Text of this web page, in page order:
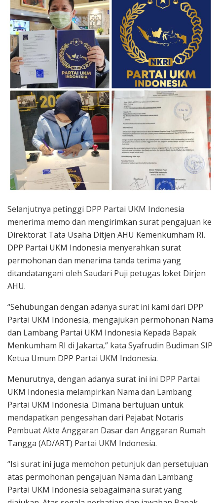
Selanjutnya petinggi DPP Partai UKM Indonesia
menerima memo dan mengirimkan surat pengajuan ke
Direktorat Tata Usaha Ditjen AHU Kemenkumham RI.
DPP Partai UKM Indonesia menyerahkan surat
permohonan dan menerima tanda terima yang
ditandatangani oleh Saudari Puji petugas loket Dirjen
AHU.
“Sehubungan dengan adanya surat ini kami dari DPP
Partai UKM Indonesia, mengajukan permohonan Nama
dan Lambang Partai UKM Indonesia Kepada Bapak
Menkumham RI di Jakarta,” kata Syafrudin Budiman SIP
Ketua Umum DPP Partai UKM Indonesia.
Menurutnya, dengan adanya surat ini ini DPP Partai
UKM Indonesia melampirkan Nama dan Lambang
Partai UKM Indonesia. Dimana bertujuan untuk
mendapatkan pengesahan dari Pejabat Notaris
Pembuat Akte Anggaran Dasar dan Anggaran Rumah
Tangga (AD/ART) Partai UKM Indonesia.
“Isi surat ini juga memohon petunjuk dan persetujuan
atas permohonan pengajuan Nama dan Lambang
Partai UKM Indonesia sebagaimana surat yang